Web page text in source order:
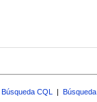
Búsqueda CQL |